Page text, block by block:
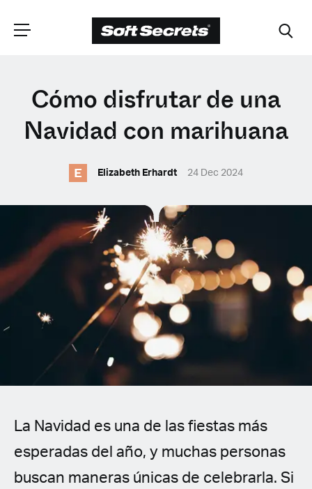
ELIGE TU
UBICACIÓN
English (United Kingdom)
English (United States)
Spanish (Spain)
Spanish (Latin America)
German
French
Italian
Czech
Cómo disfrutar de una
Navidad con marihuana
E Elizabeth Erhardt 24 Dec 2024
La Navidad es una de las fiestas más
esperadas del año, y muchas personas
buscan maneras únicas de celebrarla. Si